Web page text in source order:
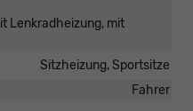
Lenkradheizung, mit
Sitzheizung, Sportsitze
Fahrer